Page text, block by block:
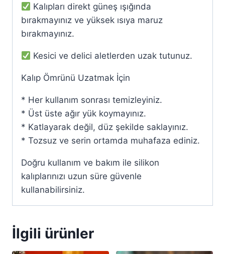
Kalıpları direkt güneş ışığında
bırakmayınız ve yüksek ısıya maruz
bırakmayınız.
Kesici ve delici aletlerden uzak tutunuz.
Kalıp Ömrünü Uzatmak İçin
* Her kullanım sonrası temizleyiniz.
* Üst üste ağır yük koymayınız.
* Katlayarak değil, düz şekilde saklayınız.
* Tozsuz ve serin ortamda muhafaza ediniz.
Doğru kullanım ve bakım ile silikon
kalıplarınızı uzun süre güvenle
kullanabilirsiniz.
İlgili ürünler